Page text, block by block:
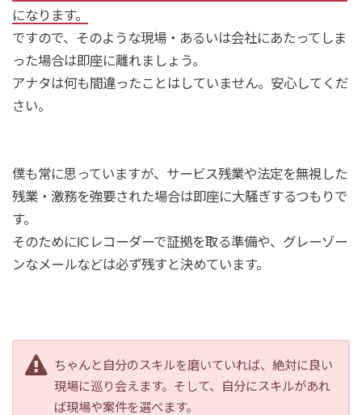
になります。
ですので、そのような現場・あるいは会社にあたってしま
った場合は即座に離れましょう。
アナタは何も間違ったことはしていません。安心してくだ
さい。
僕も常に思っていますが、サービス残業や法定を無視した
残業・激務を強要された場合は即座に大騒ぎするつもりで
す。
そのためにICレコーダーで証拠を取る準備や、グレーゾー
ンなメールなどは必ず残すと決めています。
ちゃんと自分のスキルを磨いていれば、絶対に良い
現場に巡り会えます。そして、自分にスキルがあれ
ば現場や案件を選べます。